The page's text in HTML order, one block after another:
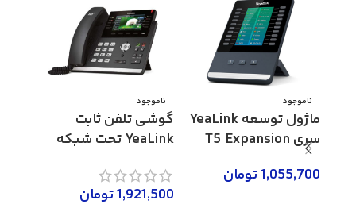
ناموجود
ماژول توسعه YeaLink
سری T5 Expansion
مدل EXP50
1,055,700تومان
ناموجود
گوشی تلفن ثابت
YeaLink تحت شبکه
1,921,500تومان